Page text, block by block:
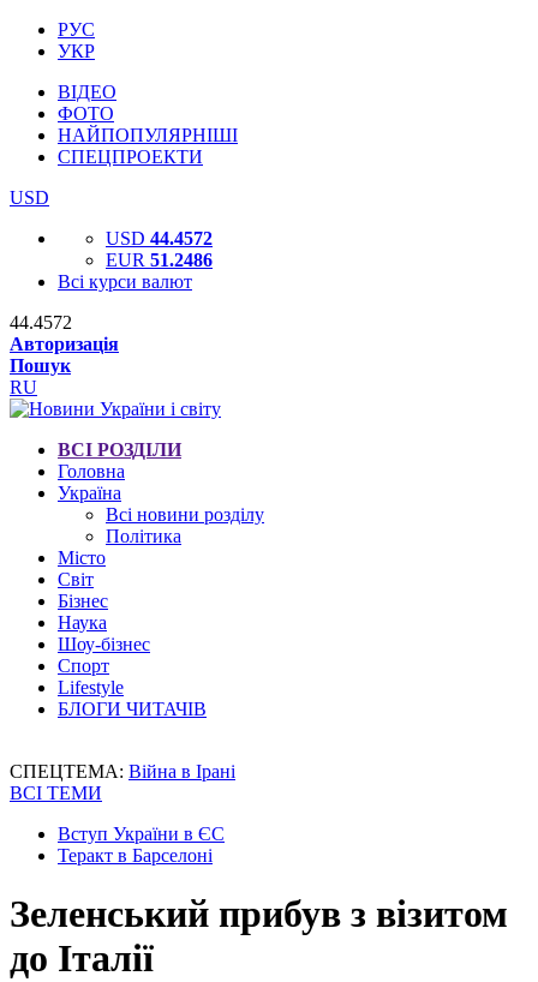
РУС
УКР
ВІДЕО
ФОТО
НАЙПОПУЛЯРНІШІ
СПЕЦПРОЕКТИ
USD
USD 44.4572
EUR 51.2486
Всі курси валют
44.4572
Авторизація
Пошук
RU
ВСІ РОЗДІЛИ
Головна
Україна
Всі новини розділу
Політика
Місто
Світ
Бізнес
Наука
Шоу-бізнес
Спорт
Lifestyle
БЛОГИ ЧИТАЧІВ
СПЕЦТЕМА: Війна в Ірані
ВСІ ТЕМИ
Вступ України в ЄС
Теракт в Барселоні
Зеленський прибув з візитом
до Італії